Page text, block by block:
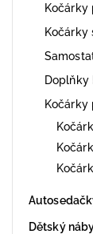
Kočárky
Kočárky
Doplňky
Kočárky
Dětský